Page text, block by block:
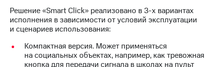
Рынок
акций
Описание
Программа
приобретения
Порядок
Решение «Smart Click» реализовано в 3-х вариантах
исполнения в зависимости от условий эксплуатации
и сценариев использования:
Компактная версия. Может применяться
на социальных объектах, например, как тревожная
кнопка для передачи сигнала в школах на пульт